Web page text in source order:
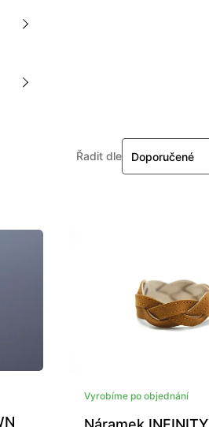
Řadit dle Doporučené
Vyrobíme po objednání